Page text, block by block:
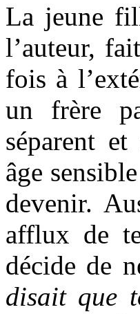
La jeune
l’auteur,
fois à
un frère
séparent
âge
devenir.
afflux de
décide de
disait que